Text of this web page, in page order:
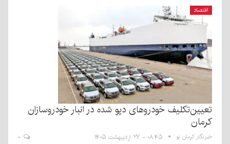
اقتصاد
تعیین‌تکلیف خودروهای دپو شده در انبار خودروسازان
کرمان
خبرنگار کرمان نو ۰۸:۴۵ - ۲۷ اردیبهشت ۱۴۰۵